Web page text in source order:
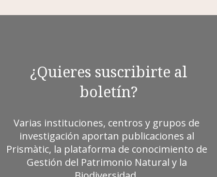
¿Quieres suscribirte al
boletín?
Varias instituciones, centros y grupos de
investigación aportan publicaciones al
Prismàtic, la plataforma de conocimiento de
Gestión del Patrimonio Natural y la